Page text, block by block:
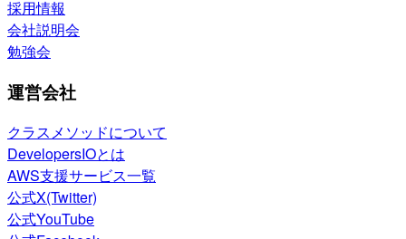
採用情報
会社説明会
勉強会
運営会社
クラスメソッドについて
DevelopersIOとは
AWS支援サービス一覧
公式X(Twitter)
公式YouTube